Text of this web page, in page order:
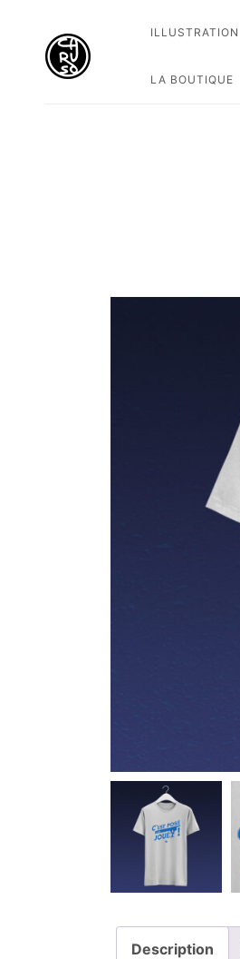
ILLUSTRATION
LA BOUTIQUE
Description